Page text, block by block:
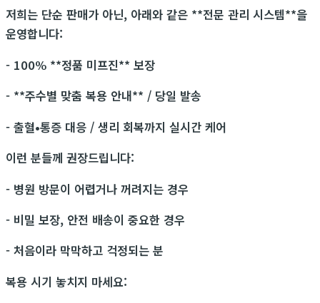
저희는 단순 판매가 아닌, 아래와 같은 **전문 관리 시스템**을
운영합니다:
- 100% **정품 미프진** 보장
- **주수별 맞춤 복용 안내** / 당일 발송
- 출혈•통증 대응 / 생리 회복까지 실시간 케어
이런 분들께 권장드립니다:
- 병원 방문이 어렵거나 꺼려지는 경우
- 비밀 보장, 안전 배송이 중요한 경우
- 처음이라 막막하고 걱정되는 분
복용 시기 놓치지 마세요: